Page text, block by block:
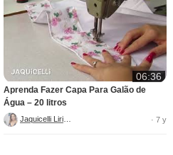
06:36
Aprenda Fazer Capa Para Galão de
Água – 20 litros
· 7 y